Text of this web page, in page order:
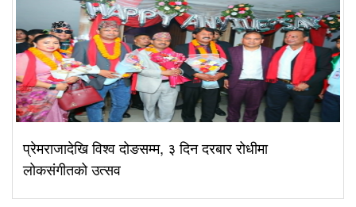
प्रेमराजादेखि विश्व दोङसम्म, ३ दिन दरबार रोधीमा
लोकसंगीतको उत्सव